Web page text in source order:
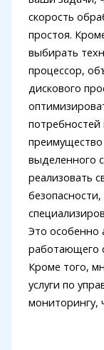
скорость
простоя.
выбирать
процессор,
дискового
выделенного
реализовать
безопасности,
Это особенно
работающего
Кроме того,
услуги по
мониторингу,